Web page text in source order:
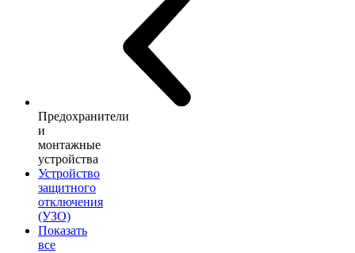
Предохранители
и
монтажные
устройства
Устройство
защитного
отключения
(УЗО)
Показать
все